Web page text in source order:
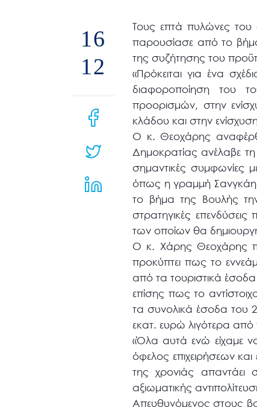
16
12
Τους επτά πυλώνες του
παρουσίασε από το
της συζήτησης του
«Πρόκειται για ένα
διαφοροποίηση του
προορισμών, στην
κλάδου και στην
Ο κ. Θεοχάρης
Δημοκρατίας ανέλαβε
σημαντικές συμφωνίες
όπως η γραμμή
το βήμα της Βουλής
στρατηγικές
των οποίων θα
Ο κ. Χάρης Θεοχάρης
προκύπτει πως το
από τα τουριστικά
επίσης πως το
τα συνολικά έσοδα του
εκατ. ευρώ λιγότερα
«Όλα αυτά ενώ είχαμε
όφελος επιχειρήσεων
της χρονιάς απαντάει
αξιωματικής
Απευθυνόμενος στους